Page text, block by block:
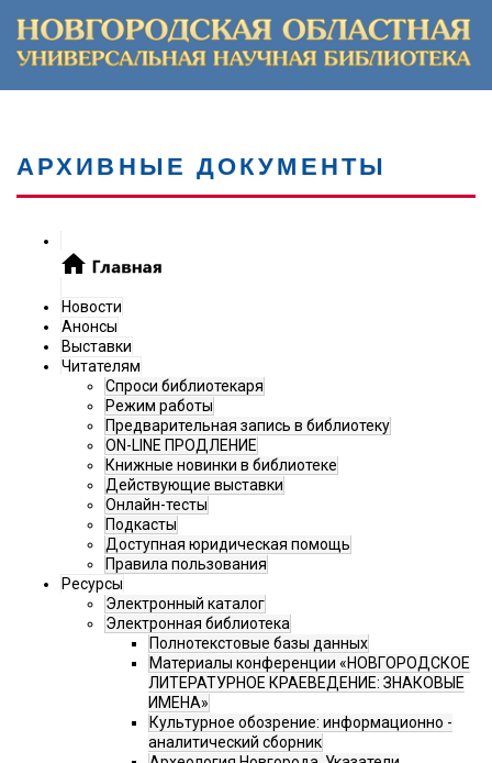
АРХИВНЫЕ ДОКУМЕНТЫ
Новости
Анонсы
Выставки
Читателям
Спроси библиотекаря
Режим работы
Предварительная запись в библиотеку
ON-LINE ПРОДЛЕНИЕ
Книжные новинки в библиотеке
Действующие выставки
Онлайн-тесты
Подкасты
Доступная юридическая помощь
Правила пользования
Ресурсы
Электронный каталог
Электронная библиотека
Полнотекстовые базы данных
Материалы конференции «НОВГОРОДСКОЕ
ЛИТЕРАТУРНОЕ КРАЕВЕДЕНИЕ: ЗНАКОВЫЕ
ИМЕНА»
Культурное обозрение: информационно -
аналитический сборник